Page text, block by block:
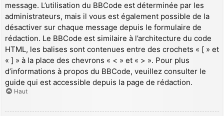
message. L’utilisation du BBCode est déterminée par les
administrateurs, mais il vous est également possible de la
désactiver sur chaque message depuis le formulaire de
rédaction. Le BBCode est similaire à l’architecture du code
HTML, les balises sont contenues entre des crochets « [ » et
« ] » à la place des chevrons « < » et « > ». Pour plus
d’informations à propos du BBCode, veuillez consulter le
guide qui est accessible depuis la page de rédaction.
Haut